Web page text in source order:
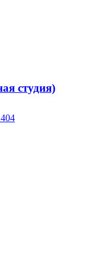
студия)